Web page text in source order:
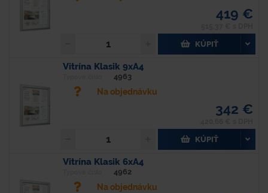
419 €
KÚPIŤ
Vitrína Klasik 9xA4
4963
Na objednávku
342 €
KÚPIŤ
Vitrína Klasik 6xA4
4962
Na objednávku